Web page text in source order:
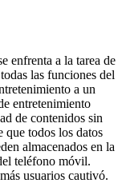
enfrenta a la tarea de
las funciones del
a un
entretenimiento
de contenidos sin
que todos los datos
almacenados en la
teléfono móvil.
usuarios cautivó.